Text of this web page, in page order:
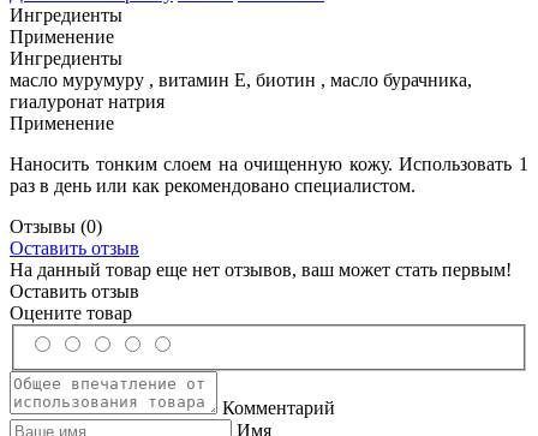
Ингредиенты
Применение
Ингредиенты
масло мурумуру , витамин Е, биотин , масло бурачника,
гиалуронат натрия
Применение
Наносить тонким слоем на очищенную кожу. Использовать 1
раз в день или как рекомендовано специалистом.
Отзывы (0)
Оставить отзыв
На данный товар еще нет отзывов, ваш может стать первым!
Оставить отзыв
Оцените товар
Комментарий
Имя